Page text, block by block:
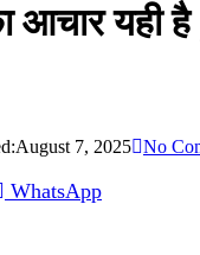
यही है ,
August 7, 2025 No
WhatsApp